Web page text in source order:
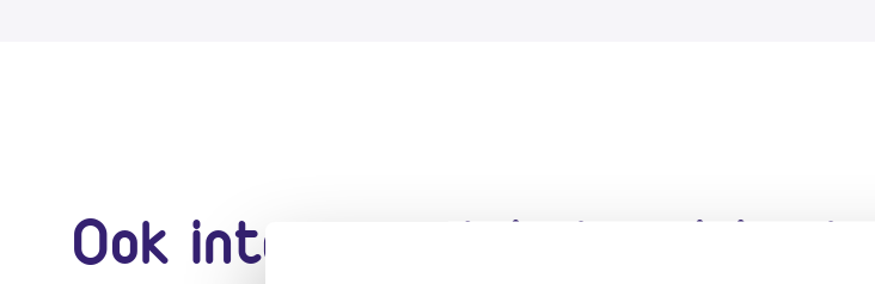
Ook interessant in kennisbank